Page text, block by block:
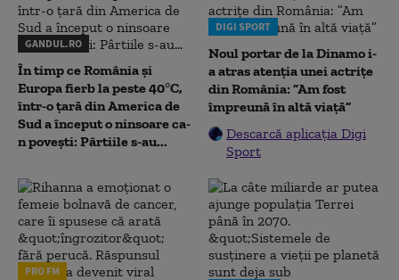
GANDUL.RO
În timp ce România și
Europa fierb la peste 40°C,
într-o țară din America de
Sud a început o ninsoare ca-
n povești: Pârtiile s-au...
DIGI SPORT
Noul portar de la Dinamo i-
a atras atenția unei actrițe
din România: ”Am fost
împreună în altă viață”
Descarcă aplicația Digi
Sport
PRO FM